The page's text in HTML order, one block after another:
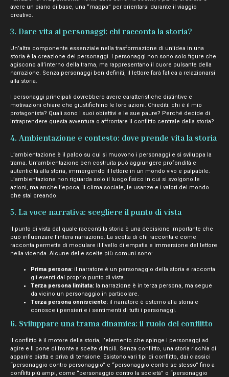
avere un piano di base, una “mappa” per orientarsi durante il viaggio
creativo.
3. Dare vita ai personaggi: chi racconta la storia?
Un’altra componente essenziale nella trasformazione di un’idea in una
storia è la creazione dei personaggi. I personaggi non sono solo figure che
agiscono all’interno della trama, ma rappresentano il cuore pulsante della
narrazione. Senza personaggi ben definiti, il lettore farà fatica a relazionarsi
alla storia.
I personaggi principali dovrebbero avere caratteristiche distintive e
motivazioni chiare che giustifichino le loro azioni. Chiediti: chi è il mio
protagonista? Quali sono i suoi obiettivi e le sue paure? Perché decide di
intraprendere questa avventura o affrontare il conflitto centrale della storia?
4. Ambientazione e contesto: dove prende vita la storia
L’ambientazione è il palco su cui si muovono i personaggi e si sviluppa la
trama. Un’ambientazione ben costruita può aggiungere profondità e
autenticità alla storia, immergendo il lettore in un mondo vivo e palpabile.
L’ambientazione non riguarda solo il luogo fisico in cui si svolgono le
azioni, ma anche l’epoca, il clima sociale, le usanze e i valori del mondo
che stai creando.
5. La voce narrativa: scegliere il punto di vista
Il punto di vista dal quale racconti la storia è una decisione importante che
può influenzare l’intera narrazione. La scelta di chi racconta e come
racconta permette di modulare il livello di empatia e immersione del lettore
nella vicenda. Alcune delle scelte più comuni sono:
Prima persona: il narratore è un personaggio della storia e racconta
gli eventi dal proprio punto di vista.
Terza persona limitata: la narrazione è in terza persona, ma segue
da vicino un personaggio in particolare.
Terza persona onnisciente: il narratore è esterno alla storia e
conosce i pensieri e i sentimenti di tutti i personaggi.
6. Sviluppare una trama dinamica: il ruolo del conflitto
Il conflitto è il motore della storia, l’elemento che spinge i personaggi ad
agire e li pone di fronte a scelte difficili. Senza conflitto, una storia rischia di
apparire piatta e priva di tensione. Esistono vari tipi di conflitto, dai classici
“personaggio contro personaggio” e “personaggio contro se stesso” fino a
conflitti più ampi, come “personaggio contro la società” o “personaggio